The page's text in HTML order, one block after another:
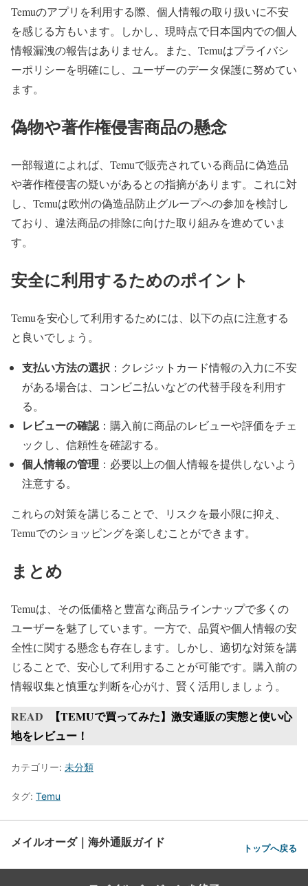
Temuのアプリを利用する際、個人情報の取り扱いに不安
を感じる方もいます。しかし、現時点で日本国内での個人
情報漏洩の報告はありません。また、Temuはプライバシ
ーポリシーを明確にし、ユーザーのデータ保護に努めてい
ます。
偽物や著作権侵害商品の懸念
一部報道によれば、Temuで販売されている商品に偽造品
や著作権侵害の疑いがあるとの指摘があります。これに対
し、Temuは欧州の偽造品防止グループへの参加を検討し
ており、違法商品の排除に向けた取り組みを進めていま
す。
安全に利用するためのポイント
Temuを安心して利用するためには、以下の点に注意する
と良いでしょう。
支払い方法の選択 ：クレジットカード情報の入力に不安
がある場合は、コンビニ払いなどの代替手段を利用す
る。
レビューの確認 ：購入前に商品のレビューや評価をチェ
ックし、信頼性を確認する。
個人情報の管理 ：必要以上の個人情報を提供しないよう
注意する。
これらの対策を講じることで、リスクを最小限に抑え、
Temuでのショッピングを楽しむことができます。
まとめ
Temuは、その低価格と豊富な商品ラインナップで多くの
ユーザーを魅了しています。一方で、品質や個人情報の安
全性に関する懸念も存在します。しかし、適切な対策を講
じることで、安心して利用することが可能です。購入前の
情報収集と慎重な判断を心がけ、賢く活用しましょう。
READ
【TEMUで買ってみた】激安通販の実態と使い心
地をレビュー！
カテゴリー: 未分類
タグ: Temu
メイルオーダ｜海外通販ガイド トップへ戻る